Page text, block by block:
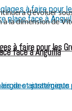
à faire pour les
face à Anguilla
d’évoluer
la dimension de